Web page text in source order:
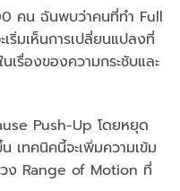
คน ฉันพบว่าคนที่ทำ Full
ริ่มเห็นการเปลี่ยนแปลงที่
เรื่องของความกระชับและ
Push-Up โดยหยุด
ทคนิคนี้จะเพิ่มความเข้ม
ง Range of Motion ที่